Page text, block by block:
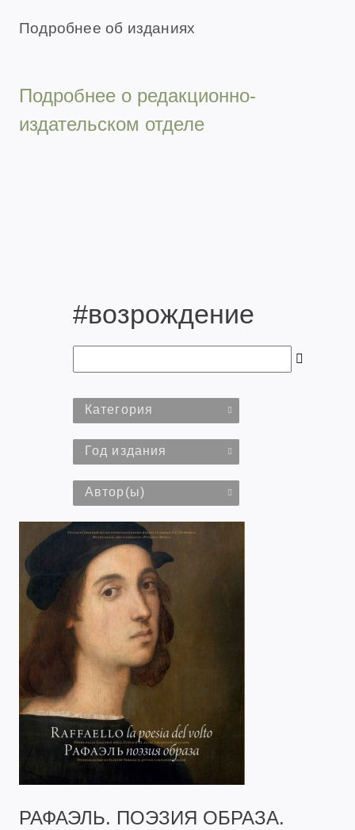
Подробнее об изданиях
Подробнее о редакционно-
издательском отделе
#возрождение
Категория
Год издания
Автор(ы)
РАФАЭЛЬ. ПОЭЗИЯ ОБРАЗА.